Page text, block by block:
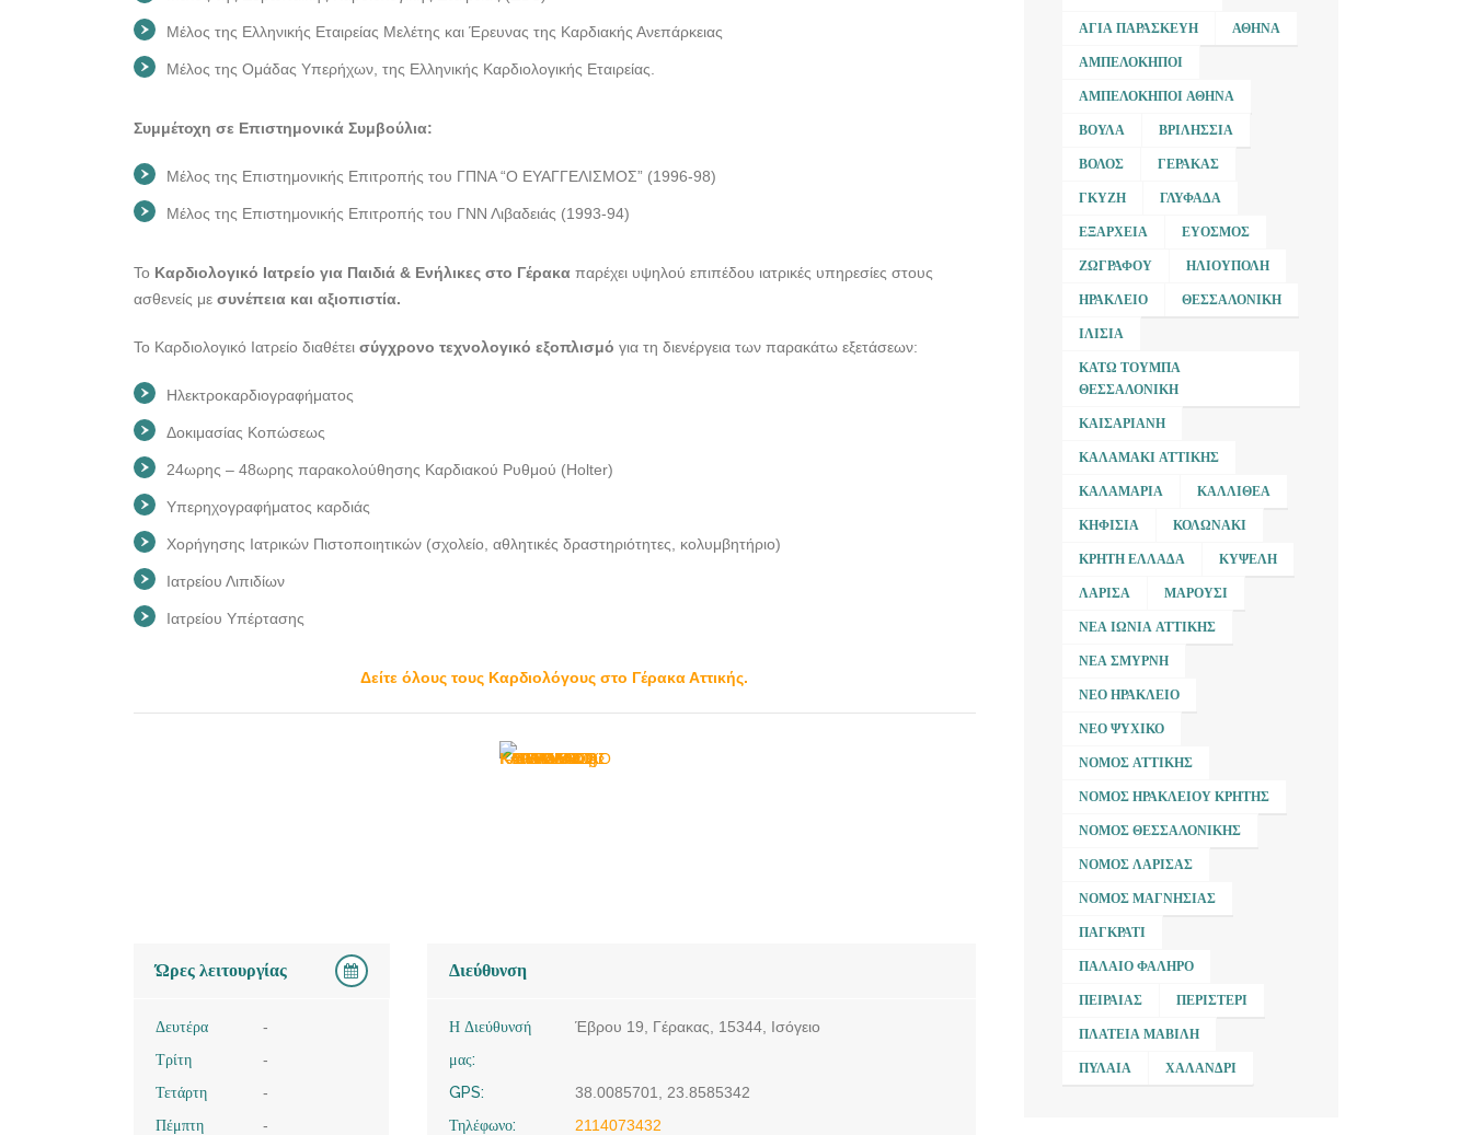
Μέλος της Ελληνικής Εταιρείας Μελέτης και Έρευνας της Καρδιακής Ανεπάρκειας
Μέλος της Ομάδας Υπερήχων, της Ελληνικής Καρδιολογικής Εταιρείας.
Συμμέτοχη σε Επιστημονικά Συμβούλια:
Μέλος της Επιστημονικής Επιτροπής του ΓΠΝΑ “Ο ΕΥΑΓΓΕΛΙΣΜΟΣ” (1996-98)
Μέλος της Επιστημονικής Επιτροπής του ΓΝΝ Λιβαδειάς (1993-94)
Το Καρδιολογικό Ιατρείο για Παιδιά & Ενήλικες στο Γέρακα παρέχει υψηλού επιπέδου ιατρικές υπηρεσίες στους
ασθενείς με συνέπεια και αξιοπιστία.
Το Καρδιολογικό Ιατρείο διαθέτει σύγχρονο τεχνολογικό εξοπλισμό για τη διενέργεια των παρακάτω εξετάσεων:
Hλεκτροκαρδιογραφήματος
Δοκιμασίας Κοπώσεως
24ωρης – 48ωρης παρακολούθησης Καρδιακού Ρυθμού (Holter)
Yπερηχογραφήματος καρδιάς
Χορήγησης Ιατρικών Πιστοποιητικών (σχολείο, αθλητικές δραστηριότητες, κολυμβητήριο)
Ιατρείου Λιπιδίων
Ιατρείου Υπέρτασης
Δείτε όλους τους Καρδιολόγους στο Γέρακα Αττικής.
Ώρες λειτουργίας
Δευτέρα
-
Τρίτη
-
Τετάρτη
-
Πέμπτη
-
Διεύθυνση
Η Διεύθυνσή
μας:
Έβρου 19, Γέρακας, 15344, Ισόγειο
GPS:
38.0085701, 23.8585342
Τηλέφωνο:
2114073432
ΑΓΊΑ ΠΑΡΑΣΚΕΥΉ ΑΘΉΝΑ
ΑΜΠΕΛΌΚΗΠΟΙ
ΑΜΠΕΛΌΚΗΠΟΙ ΑΘΉΝΑ
ΒΟΎΛΑ ΒΡΙΛΉΣΣΙΑ
ΒΌΛΟΣ ΓΈΡΑΚΑΣ
ΓΚΎΖΗ ΓΛΥΦΆΔΑ
ΕΞΆΡΧΕΙΑ ΕΎΟΣΜΟΣ
ΖΩΓΡΆΦΟΥ ΗΛΙΟΎΠΟΛΗ
ΗΡΆΚΛΕΙΟ ΘΕΣΣΑΛΟΝΊΚΗ
ΙΛΊΣΙΑ
ΚΆΤΩ ΤΟΎΜΠΑ
ΘΕΣΣΑΛΟΝΊΚΗ
ΚΑΙΣΑΡΙΑΝΉ
ΚΑΛΑΜΆΚΙ ΑΤΤΙΚΉΣ
ΚΑΛΑΜΑΡΙΆ ΚΑΛΛΙΘΈΑ
ΚΗΦΙΣΙΆ ΚΟΛΩΝΆΚΙ
ΚΡΉΤΗ ΕΛΛΆΔΑ ΚΥΨΈΛΗ
ΛΆΡΙΣΑ ΜΑΡΟΎΣΙ
ΝΈΑ ΙΩΝΊΑ ΑΤΤΙΚΉΣ
ΝΈΑ ΣΜΎΡΝΗ
ΝΈΟ ΗΡΆΚΛΕΙΟ
ΝΈΟ ΨΥΧΙΚΌ
ΝΟΜΌΣ ΑΤΤΙΚΉΣ
ΝΟΜΌΣ ΗΡΑΚΛΕΊΟΥ ΚΡΉΤΗΣ
ΝΟΜΌΣ ΘΕΣΣΑΛΟΝΊΚΗΣ
ΝΟΜΌΣ ΛΆΡΙΣΑΣ
ΝΟΜΌΣ ΜΑΓΝΗΣΊΑΣ
ΠΑΓΚΡΆΤΙ
ΠΑΛΑΙΌ ΦΆΛΗΡΟ
ΠΕΙΡΑΙΆΣ ΠΕΡΙΣΤΈΡΙ
ΠΛΑΤΕΊΑ ΜΑΒΊΛΗ
ΠΥΛΑΊΑ ΧΑΛΆΝΔΡΙ